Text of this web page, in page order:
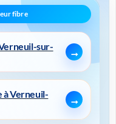
sur-
à Verneuil-